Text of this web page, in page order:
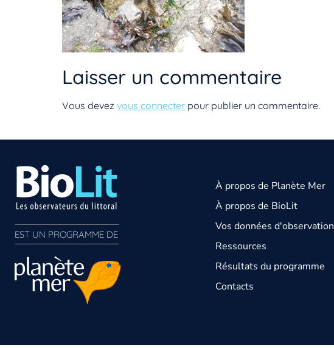
Laisser un commentaire
Vous devez vous connecter pour publier un commentaire.
EST UN PROGRAMME DE
À propos de Planète Mer
À propos de BioLit
Vos données d'observation
Ressources
Résultats du programme
Contacts